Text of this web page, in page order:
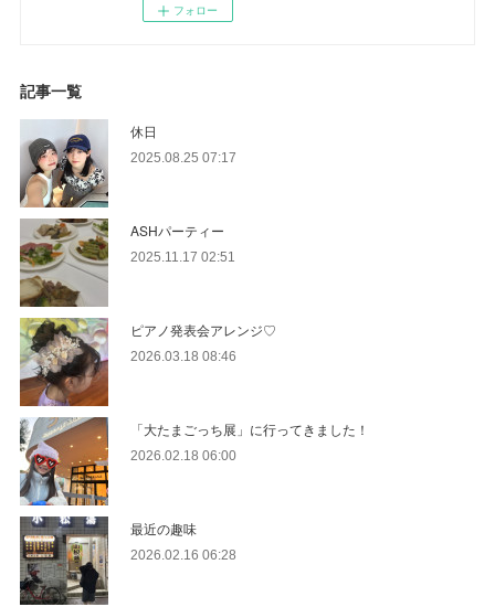
フォロー
記事一覧
休日
2025.08.25 07:17
ASHパーティー
2025.11.17 02:51
ピアノ発表会アレンジ♡
2026.03.18 08:46
「大たまごっち展」に行ってきました！
2026.02.18 06:00
最近の趣味
2026.02.16 06:28